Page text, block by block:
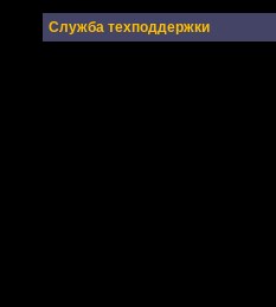
Служба техподдержки